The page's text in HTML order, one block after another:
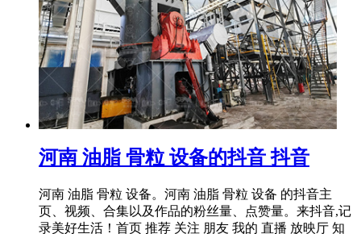
河南 油脂 骨粒 设备的抖音 抖音
河南 油脂 骨粒 设备。河南 油脂 骨粒 设备 的抖音主
页、视频、合集以及作品的粉丝量、点赞量。来抖音,记
录美好生活！首页 推荐 关注 朋友 我的 直播 放映厅 知